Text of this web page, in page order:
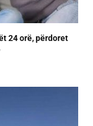
24 orë, përdoret